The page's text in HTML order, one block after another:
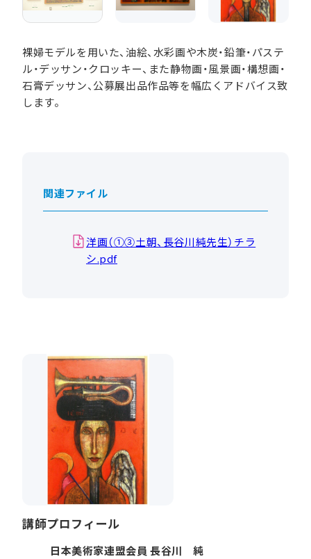
裸婦モデルを用いた、油絵、水彩画や木炭・鉛筆・パステ
ル・デッサン・クロッキー、また静物画・風景画・構想画・
石膏デッサン、公募展出品作品等を幅広くアドバイス致
します。
関連ファイル
洋画（①③土朝、長谷川純先生）チラ
シ.pdf
講師プロフィール
日本美術家連盟会員 長谷川 純